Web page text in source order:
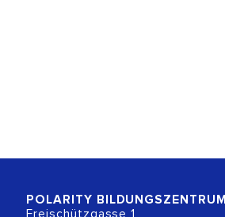
POLARITY BILDUNGSZENTRUM
Freischützgasse 1